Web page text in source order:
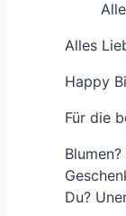
Alles
Happy
Für die
Du?